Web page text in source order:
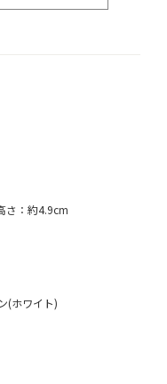
さ：約4.9cm
(ホワイト)